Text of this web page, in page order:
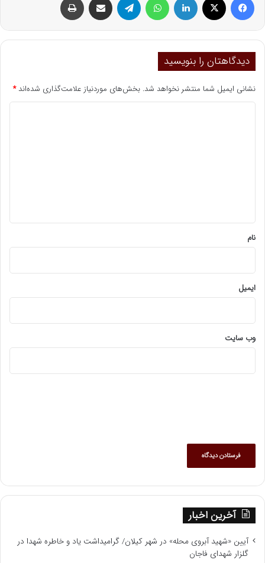
دیدگاهتان را بنویسید
نشانی ایمیل شما منتشر نخواهد شد. بخش‌های موردنیاز علامت‌گذاری شده‌اند*
نام
ایمیل
وب‌ سایت
آخرین اخبار
آیین «شهید آبروی محله» در شهر کیلان/ گرامیداشت یاد و خاطره شهدا در
گلزار شهدای فاجان